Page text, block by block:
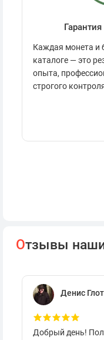
Каждая монета и
каталоге — это
опыта,
строгого
Отзывы
Денис
Добрый день!